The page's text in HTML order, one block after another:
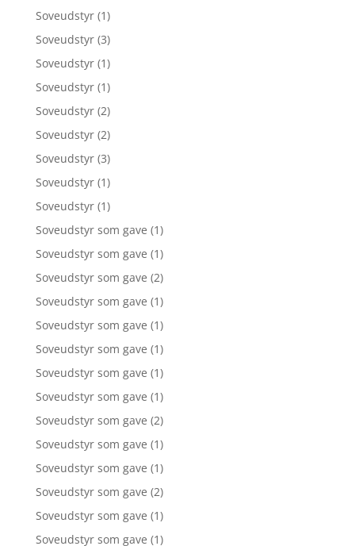
Soveudstyr (1)
Soveudstyr (3)
Soveudstyr (1)
Soveudstyr (1)
Soveudstyr (2)
Soveudstyr (2)
Soveudstyr (3)
Soveudstyr (1)
Soveudstyr (1)
Soveudstyr som gave (1)
Soveudstyr som gave (1)
Soveudstyr som gave (2)
Soveudstyr som gave (1)
Soveudstyr som gave (1)
Soveudstyr som gave (1)
Soveudstyr som gave (1)
Soveudstyr som gave (1)
Soveudstyr som gave (2)
Soveudstyr som gave (1)
Soveudstyr som gave (1)
Soveudstyr som gave (2)
Soveudstyr som gave (1)
Soveudstyr som gave (1)